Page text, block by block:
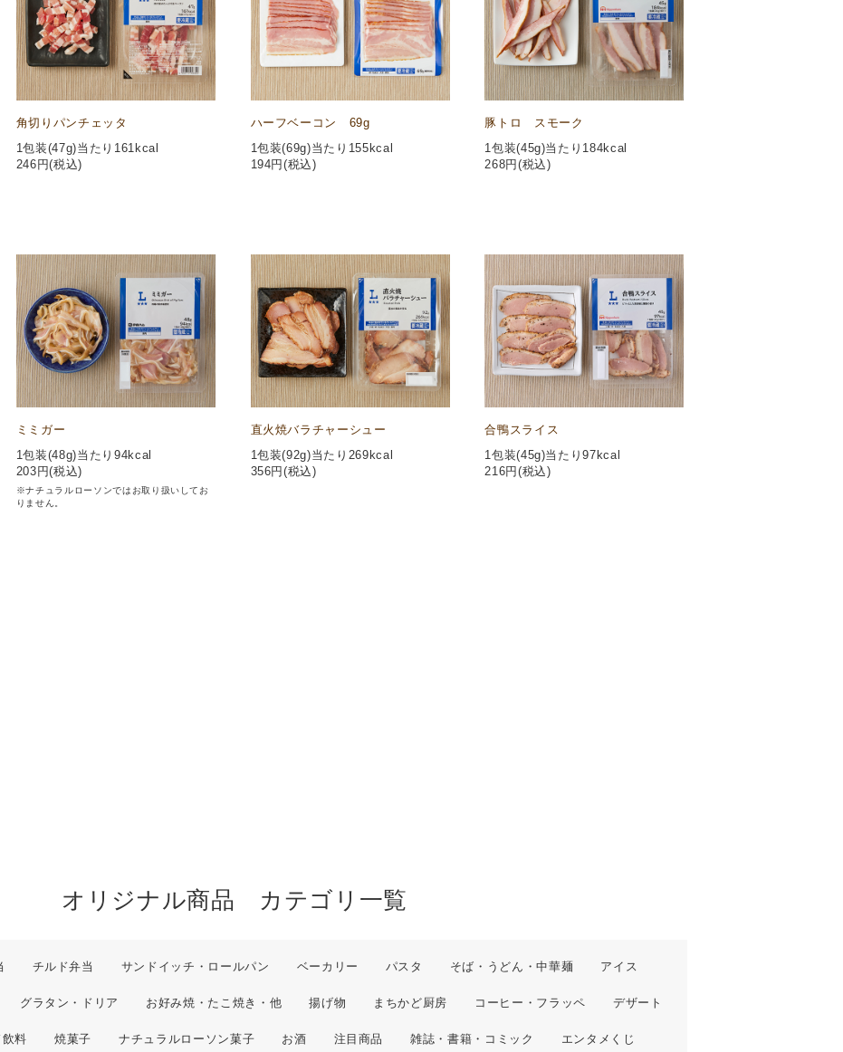
角切りパンチェッタ
1包装(47g)当たり161kcal
246 円(税込)
ハーフベーコン 69g
1包装(69g)当たり155kcal
194円(税込)
豚トロ スモーク
1包装(45g)当たり184kcal
268円(税込)
ミミガー
1包装(48g)当たり94kcal
203 円(税込)
※ナチュラルローソンではお取り扱いしてお
りません。
直火焼バラチャーシュー
1包装(92g)当たり269kcal
356円(税込)
合鴨スライス
1包装(45g)当たり97kcal
216円(税込)
オリジナル商品 カテゴリ一覧
チルド弁当 サンドイッチ・ロールパン ベーカリー パスタ そば・うどん・中華麺 アイス
グラタン・ドリア お好み焼・たこ焼き・他 揚げ物 まちかど厨房 コーヒー・フラッペ デザート
料 焼菓子 ナチュラルローソン菓子 お酒 注目商品 雑誌・書籍・コミック エンタメくじ